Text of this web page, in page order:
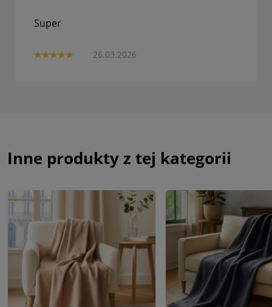
26.03.2026
Super
Inne produkty z tej kategorii